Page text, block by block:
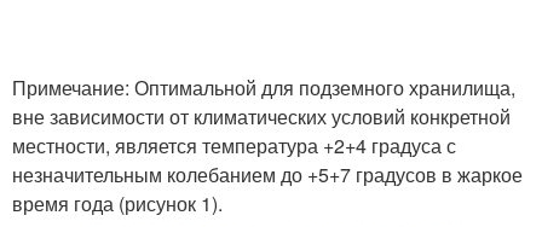
Примечание: Оптимальной для подземного хранилища,
вне зависимости от климатических условий конкретной
местности, является температура +2+4 градуса с
незначительным колебанием до +5+7 градусов в жаркое
время года (рисунок 1).